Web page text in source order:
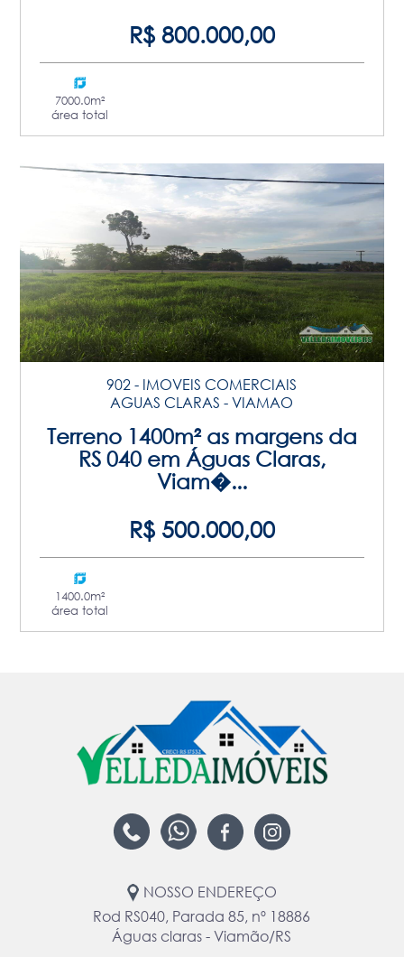
R$ 800.000,00
7000.0m²
área total
902 - IMOVEIS COMERCIAIS
AGUAS CLARAS - VIAMAO
Terreno 1400m² as margens da
RS 040 em Águas Claras,
Viam�...
R$ 500.000,00
1400.0m²
área total
NOSSO ENDEREÇO
Rod RS040, Parada 85, nº 18886
Águas claras - Viamão/RS